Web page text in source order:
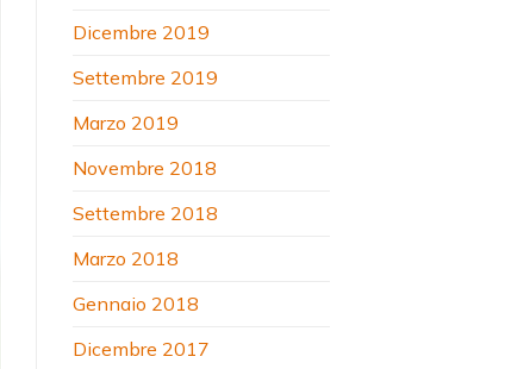
Dicembre 2019
Settembre 2019
Marzo 2019
Novembre 2018
Settembre 2018
Marzo 2018
Gennaio 2018
Dicembre 2017